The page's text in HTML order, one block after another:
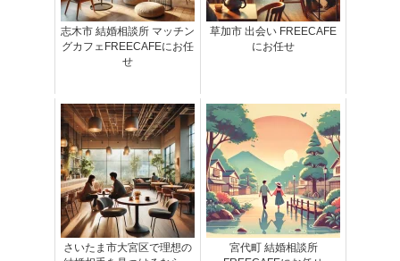
志木市 結婚相談所 マッチン
グカフェFREECAFEにお任
せ
草加市 出会い FREECAFE
にお任せ
さいたま市大宮区で理想の
宮代町 結婚相談所